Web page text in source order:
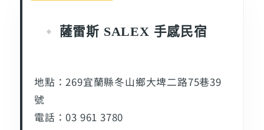
薩雷斯 SALEX 手感民宿
地點：269宜蘭縣冬山鄉大埤二路75巷39
號
電話：03 961 3780